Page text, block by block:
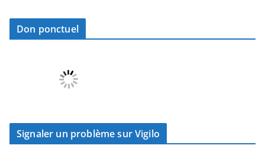
Don ponctuel
Signaler un problème sur Vigilo